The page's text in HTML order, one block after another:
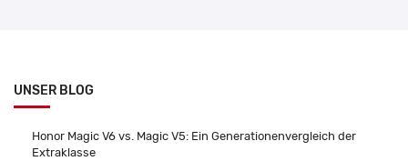
UNSER BLOG
Honor Magic V6 vs. Magic V5: Ein Generationenvergleich der
Extraklasse